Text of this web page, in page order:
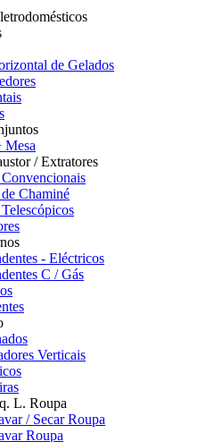
de Gelados
Mesa
/ Extratores
Chaminé
- Eléctricos
C / Gás
Verticais
L. Roupa
/ Secar Roupa
Roupa